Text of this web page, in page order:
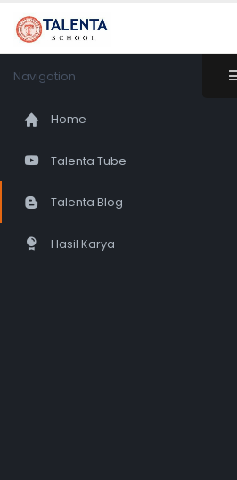
Navigation
Home
Talenta Tube
Talenta Blog
Hasil Karya